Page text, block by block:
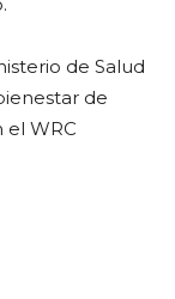
de Salud
de
el WRC